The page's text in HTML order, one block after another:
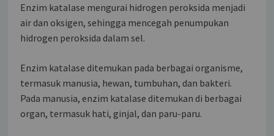
Enzim katalase mengurai hidrogen peroksida menjadi
air dan oksigen, sehingga mencegah penumpukan
hidrogen peroksida dalam sel.
Enzim katalase ditemukan pada berbagai organisme,
termasuk manusia, hewan, tumbuhan, dan bakteri.
Pada manusia, enzim katalase ditemukan di berbagai
organ, termasuk hati, ginjal, dan paru-paru.